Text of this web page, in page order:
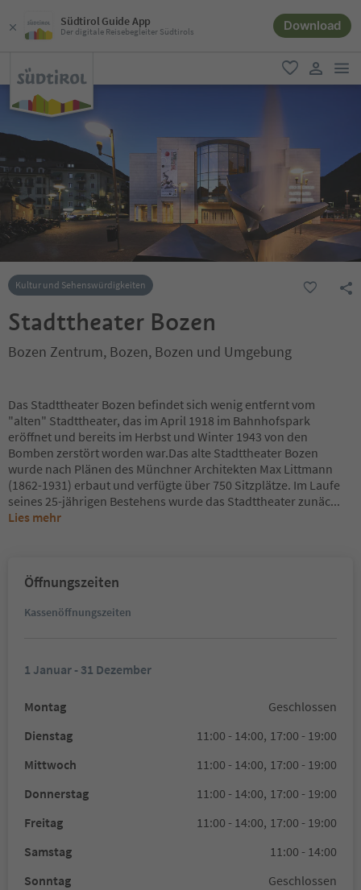
Südtirol Guide App
Der digitale Reisebegleiter Südtirols Download
favorit
user link
Kultur und Sehenswürdigkeiten
Stadttheater Bozen
Bozen Zentrum, Bozen, Bozen und Umgebung
Das Stadttheater Bozen befindet sich wenig entfernt vom
"alten" Stadttheater, das im April 1918 im Bahnhofspark
eröffnet und bereits im Herbst und Winter 1943 von den
Bomben zerstört worden war.Das alte Stadttheater Bozen
wurde nach Plänen des Münchner Architekten Max Littmann
(1862-1931) erbaut und verfügte über 750 Sitzplätze. Im Laufe
seines 25-jährigen Bestehens wurde das Stadttheater zunäc...
Lies mehr
Öffnungszeiten
Kassenöffnungszeiten
1 Januar - 31 Dezember
Montag
Geschlossen
Dienstag
11:00 - 14:00, 17:00 - 19:00
Mittwoch
11:00 - 14:00, 17:00 - 19:00
Donnerstag
11:00 - 14:00, 17:00 - 19:00
Freitag
11:00 - 14:00, 17:00 - 19:00
Samstag
11:00 - 14:00
Sonntag
Geschlossen